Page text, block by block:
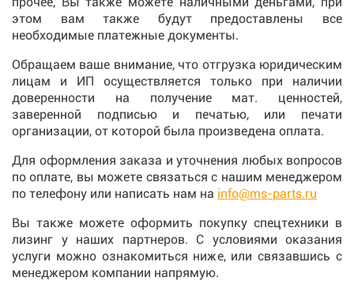
этом вам также будут предоставлены все
необходимые платежные документы.
Обращаем ваше внимание, что отгрузка юридическим
лицам и ИП осуществляется только при наличии
доверенности на получение мат. ценностей,
заверенной подписью и печатью, или печати
организации, от которой была произведена оплата.
Для оформления заказа и уточнения любых вопросов
по оплате, вы можете связаться с нашим менеджером
по телефону или написать нам на info@ms-parts.ru
Вы также можете оформить покупку спецтехники в
лизинг у наших партнеров. С условиями оказания
услуги можно ознакомиться ниже, или связавшись с
менеджером компании напрямую.